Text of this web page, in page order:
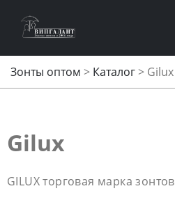
Зонты оптом > Каталог> Gilux
Gilux
GILUX торговая марка зонтов